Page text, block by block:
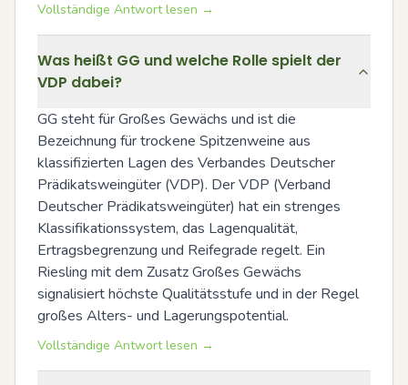
Vollständige Antwort lesen →
Was heißt GG und welche Rolle spielt der
VDP dabei?
GG steht für Großes Gewächs und ist die
Bezeichnung für trockene Spitzenweine aus
klassifizierten Lagen des Verbandes Deutscher
Prädikatsweingüter (VDP). Der VDP (Verband
Deutscher Prädikatsweingüter) hat ein strenges
Klassifikationssystem, das Lagenqualität,
Ertragsbegrenzung und Reifegrade regelt. Ein
Riesling mit dem Zusatz Großes Gewächs
signalisiert höchste Qualitätsstufe und in der Regel
großes Alters- und Lagerungspotential.
Vollständige Antwort lesen →